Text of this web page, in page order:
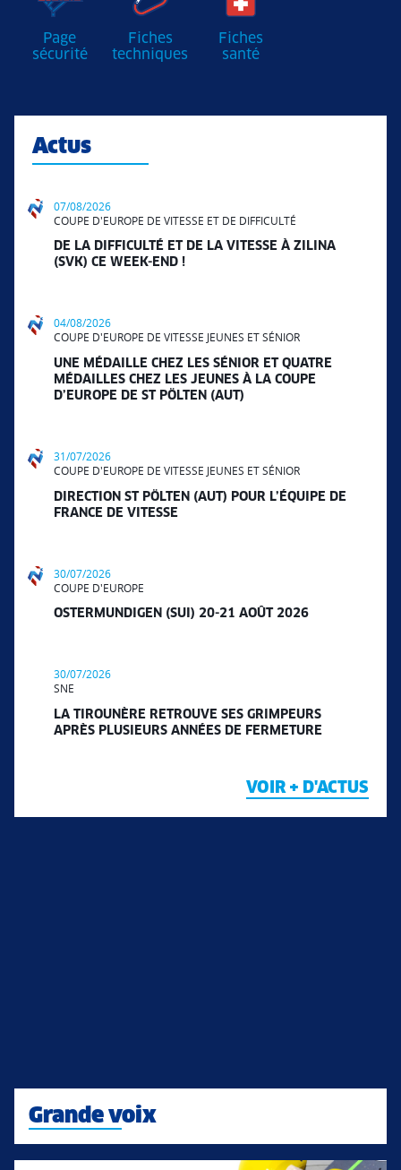
Page
sécurité
Fiches
techniques
Fiches
santé
Actus
07/08/2026
COUPE D'EUROPE DE VITESSE ET DE DIFFICULTÉ
DE LA DIFFICULTÉ ET DE LA VITESSE À ZILINA
(SVK) CE WEEK-END !
04/08/2026
COUPE D'EUROPE DE VITESSE JEUNES ET SÉNIOR
UNE MÉDAILLE CHEZ LES SÉNIOR ET QUATRE
MÉDAILLES CHEZ LES JEUNES À LA COUPE
D’EUROPE DE ST PÖLTEN (AUT)
31/07/2026
COUPE D'EUROPE DE VITESSE JEUNES ET SÉNIOR
DIRECTION ST PÖLTEN (AUT) POUR L’ÉQUIPE DE
FRANCE DE VITESSE
30/07/2026
COUPE D'EUROPE
OSTERMUNDIGEN (SUI) 20-21 AOÛT 2026
30/07/2026
SNE
LA TIROUNÈRE RETROUVE SES GRIMPEURS
APRÈS PLUSIEURS ANNÉES DE FERMETURE
VOIR + D'ACTUS
Grande voix